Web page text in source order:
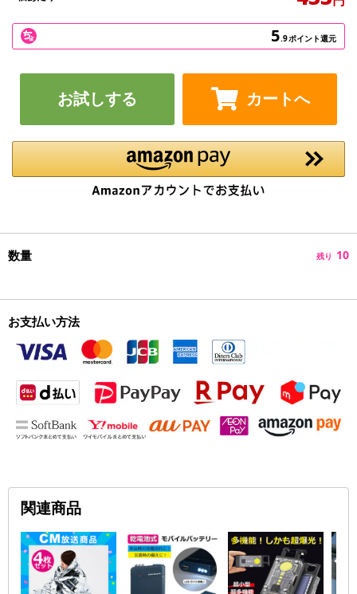
5.9ポイント還元
お試しする カートへ
数量 残り 10
お支払い方法
関連商品